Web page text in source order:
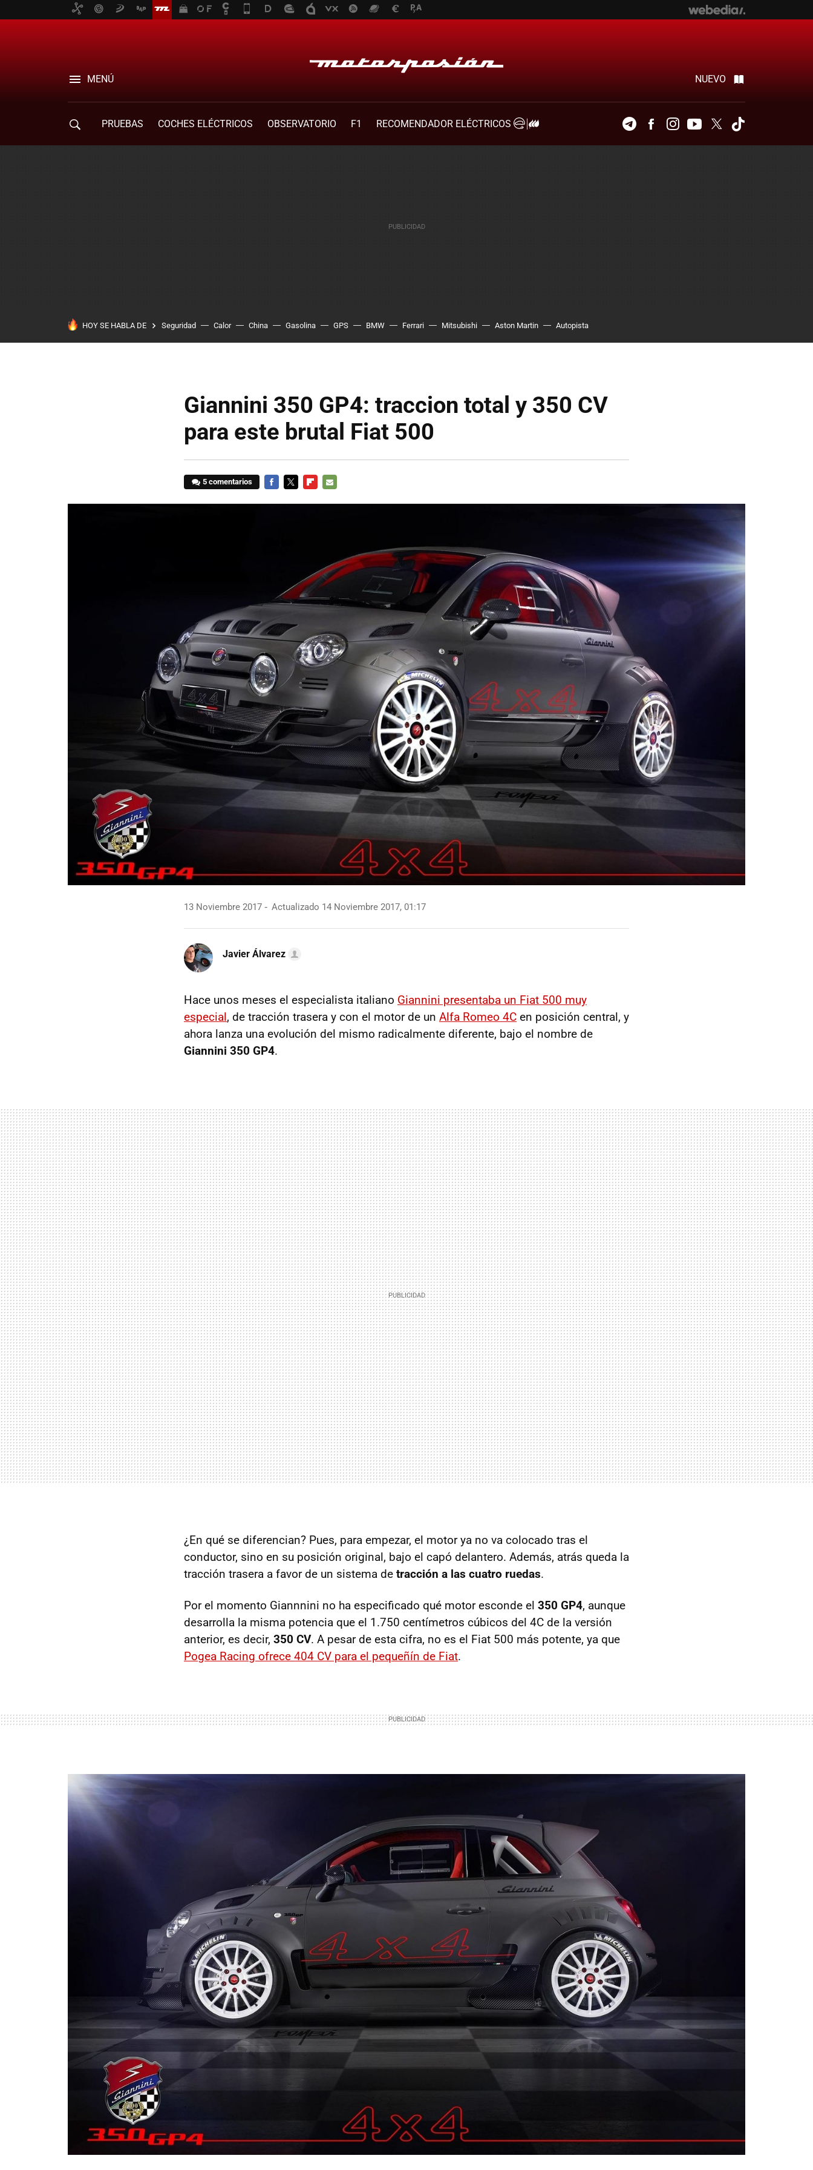
MENÚ NUEVO
PRUEBAS COCHES ELÉCTRICOS OBSERVATORIO F1
RECOMENDADOR ELÉCTRICOS
TelegramFacebookInstagramYoutubeTwitter
HOY SE HABLA DE Seguridad Calor China Gasolina GPS BMW Ferrari Mitsubishi Aston Martin Autopista
Giannini 350 GP4: traccion total y 350 CV
para este brutal Fiat 500
5 comentarios
13 Noviembre 2017 Actualizado 14 Noviembre 2017, 01:17
Javier Álvarez
Hace unos meses el especialista italiano Giannini presentaba un Fiat 500 muy
especial, de tracción trasera y con el motor de un Alfa Romeo 4C en posición central, y
ahora lanza una evolución del mismo radicalmente diferente, bajo el nombre de
Giannini 350 GP4.
¿En qué se diferencian? Pues, para empezar, el motor ya no va colocado tras el
conductor, sino en su posición original, bajo el capó delantero. Además, atrás queda la
tracción trasera a favor de un sistema de tracción a las cuatro ruedas.
Por el momento Giannnini no ha especificado qué motor esconde el 350 GP4, aunque
desarrolla la misma potencia que el 1.750 centímetros cúbicos del 4C de la versión
anterior, es decir, 350 CV. A pesar de esta cifra, no es el Fiat 500 más potente, ya que
Pogea Racing ofrece 404 CV para el pequeñín de Fiat.